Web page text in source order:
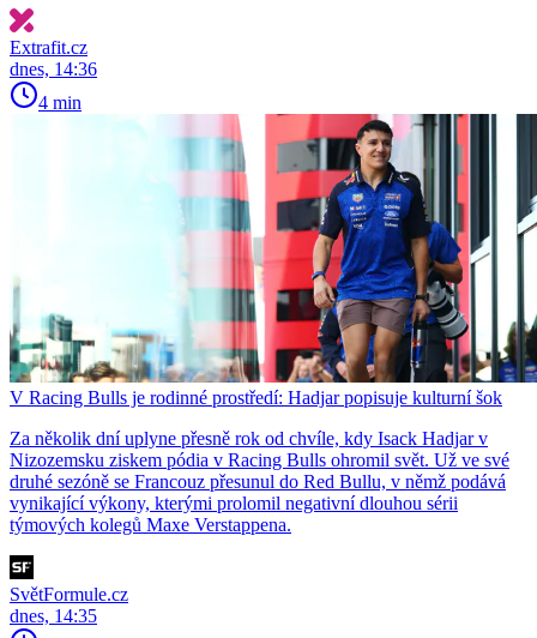
Extrafit.cz
dnes, 14:36
4 min
V Racing Bulls je rodinné prostředí: Hadjar popisuje kulturní šok
Za několik dní uplyne přesně rok od chvíle, kdy Isack Hadjar v
Nizozemsku ziskem pódia v Racing Bulls ohromil svět. Už ve své
druhé sezóně se Francouz přesunul do Red Bullu, v němž podává
vynikající výkony, kterými prolomil negativní dlouhou sérii
týmových kolegů Maxe Verstappena.
SvětFormule.cz
dnes, 14:35